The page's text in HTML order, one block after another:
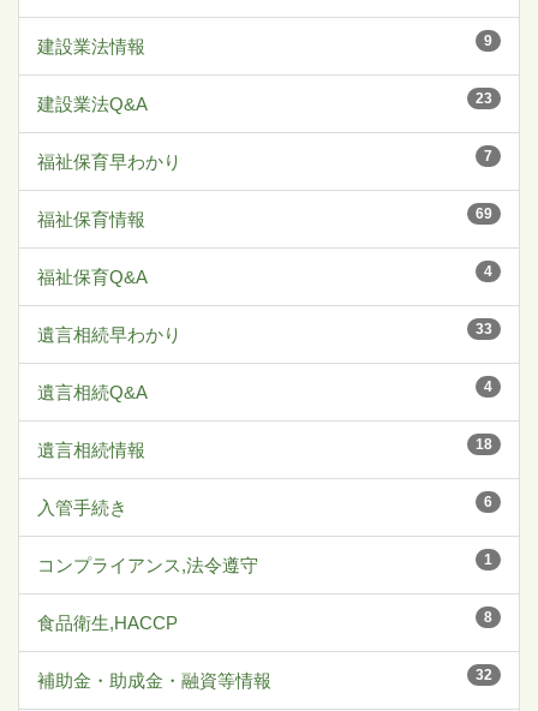
9
建設業法情報
23
建設業法Q&A
7
福祉保育早わかり
69
福祉保育情報
4
福祉保育Q&A
33
遺言相続早わかり
4
遺言相続Q&A
18
遺言相続情報
6
入管手続き
1
コンプライアンス,法令遵守
8
食品衛生,HACCP
32
補助金・助成金・融資等情報